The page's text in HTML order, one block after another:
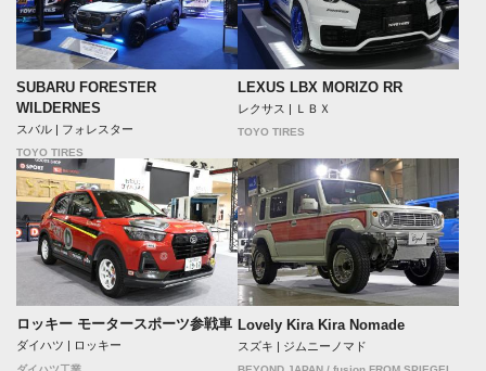
SUBARU FORESTER
WILDERNES
スバル | フォレスター
TOYO TIRES
LEXUS LBX MORIZO RR
レクサス | ＬＢＸ
TOYO TIRES
ロッキー モータースポーツ参戦車
ダイハツ | ロッキー
Lovely Kira Kira Nomade
スズキ | ジムニーノマド